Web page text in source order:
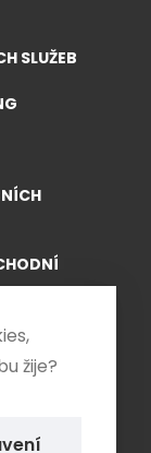
žije?
SLUŽEB
SHOP